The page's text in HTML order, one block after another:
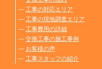
― 工事の対応エリア
― 工事の現地調査エリア
― 工事費用の詳細
― 交換工事の施工事例
― お客様の声
― 工事スタッフの紹介